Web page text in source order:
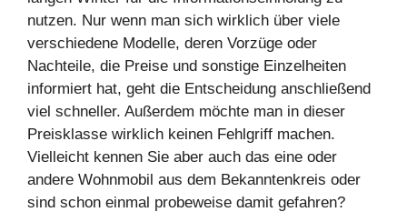
nutzen. Nur wenn man sich wirklich über viele
verschiedene Modelle, deren Vorzüge oder
Nachteile, die Preise und sonstige Einzelheiten
informiert hat, geht die Entscheidung anschließend
viel schneller. Außerdem möchte man in dieser
Preisklasse wirklich keinen Fehlgriff machen.
Vielleicht kennen Sie aber auch das eine oder
andere Wohnmobil aus dem Bekanntenkreis oder
sind schon einmal probeweise damit gefahren?